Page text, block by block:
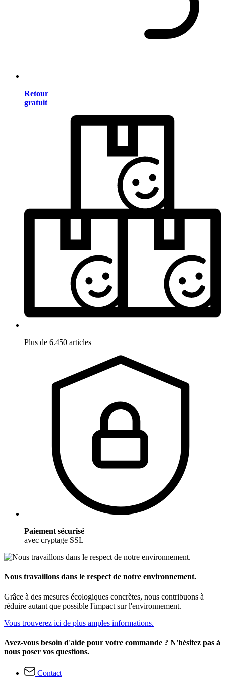
Retour
gratuit
Plus de 6.450 articles
Paiement sécurisé
avec cryptage SSL
Nous travaillons dans le respect de notre environnement.
Grâce à des mesures écologiques concrètes, nous contribuons à
réduire autant que possible l'impact sur l'environnement.
Vous trouverez ici de plus amples informations.
Avez-vous besoin d'aide pour votre commande ? N'hésitez pas à
nous poser vos questions.
Contact